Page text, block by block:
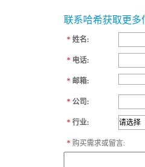
联系哈希获取更多
* 姓名:
* 电话:
* 邮箱:
* 公司:
* 行业:
* 购买需求或留言: